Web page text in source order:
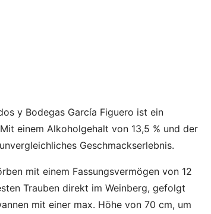
y Bodegas García Figuero ist ein
einem Alkoholgehalt von 13,5 % und der
Geschmackserlebnis.
mit einem Fassungsvermögen von 12
Trauben direkt im Weinberg, gefolgt
mit einer max. Höhe von 70 cm, um